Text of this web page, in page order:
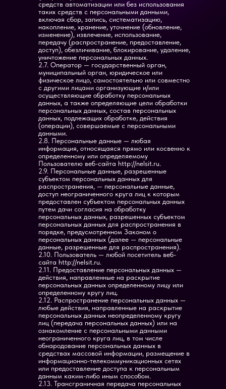
средств автоматизации или без использования
таких средств с персональными данными,
включая сбор, запись, систематизацию,
накопление, хранение, уточнение (обновление,
изменение), извлечение, использование,
передачу (распространение, предоставление,
доступ), обезличивание, блокирование, удаление,
уничтожение персональных данных.
2.7. Оператор — государственный орган,
муниципальный орган, юридическое или
физическое лицо, самостоятельно или совместно
с другими лицами организующие и/или
осуществляющие обработку персональных
данных, а также определяющие цели обработки
персональных данных, состав персональных
данных, подлежащих обработке, действия
(операции), совершаемые с персональными
данными.
2.8. Персональные данные — любая
информация, относящаяся прямо или косвенно к
определенному или определяемому
Пользователю веб-сайта http://nelsit.ru.
2.9. Персональные данные, разрешенные
субъектом персональных данных для
распространения, — персональные данные,
доступ неограниченного круга лиц к которым
предоставлен субъектом персональных данных
путем дачи согласия на обработку
персональных данных, разрешенных субъектом
персональных данных для распространения в
порядке, предусмотренном Законом о
персональных данных (далее — персональные
данные, разрешенные для распространения).
2.10. Пользователь — любой посетитель веб-
сайта http://nelsit.ru.
2.11. Предоставление персональных данных —
действия, направленные на раскрытие
персональных данных определенному лицу или
определенному кругу лиц.
2.12. Распространение персональных данных —
любые действия, направленные на раскрытие
персональных данных неопределенному кругу
лиц (передача персональных данных) или на
ознакомление с персональными данными
неограниченного круга лиц, в том числе
обнародование персональных данных в
средствах массовой информации, размещение в
информационно-телекоммуникационных сетях
или предоставление доступа к персональным
данным каким-либо иным способом.
2.13. Трансграничная передача персональных